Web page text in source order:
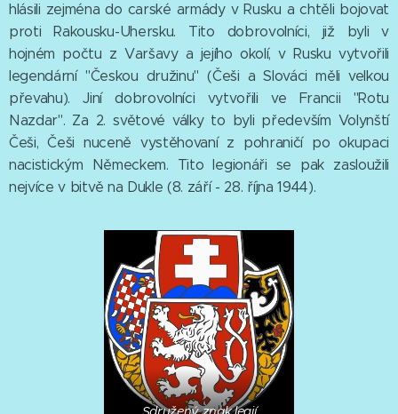
hlásili zejména do carské armády v Rusku a chtěli bojovat
proti Rakousku-Uhersku. Tito dobrovolníci, již byli v
hojném počtu z Varšavy a jejího okolí, v Rusku vytvořili
legendární "Českou družinu" (Češi a Slováci měli velkou
převahu). Jiní dobrovolníci vytvořili ve Francii "Rotu
Nazdar". Za 2. světové války to byli především Volynští
Češi, Češi nuceně vystěhovaní z pohraničí po okupaci
nacistickým Německem. Tito legionáři se pak zasloužili
nejvíce v bitvě na Dukle (8. září - 28. října 1944).